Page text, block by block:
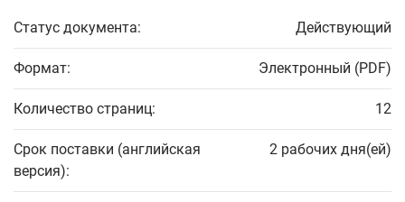
Статус документа: Действующий
Формат: Электронный (PDF)
Количество страниц: 12
Срок поставки (английская
версия):
2 рабочих дня(ей)